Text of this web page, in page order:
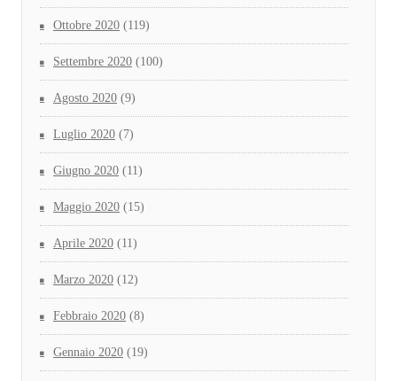
Ottobre 2020 (119)
Settembre 2020 (100)
Agosto 2020 (9)
Luglio 2020 (7)
Giugno 2020 (11)
Maggio 2020 (15)
Aprile 2020 (11)
Marzo 2020 (12)
Febbraio 2020 (8)
Gennaio 2020 (19)